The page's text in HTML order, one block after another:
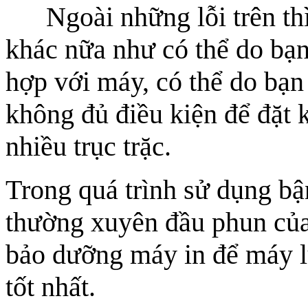
Ngoài những lỗi trên
khác nữa như có thể do
hợp với máy, có thể do
không đủ điều kiện để đặt
nhiều trục trặc.
Trong quá trình sử dụng
thường xuyên đầu phun
bảo dưỡng máy in để máy
tốt nhất.